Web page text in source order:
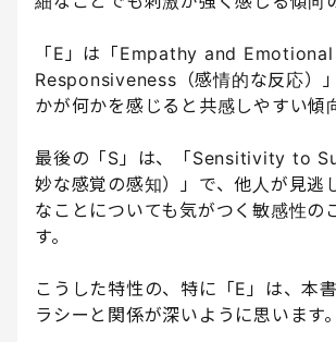
「E」は「Empathy and Emotional
Responsiveness（感情的な反応）
かが何かを感じると共感しやすい傾
最後の「S」は、「Sensitivity to
妙な感覚の感知）」で、他人が見逃
なことについても気がつく敏感性の
す。
こうした特性の、特に「E」は、本
ラシーと関係が深いように思います。